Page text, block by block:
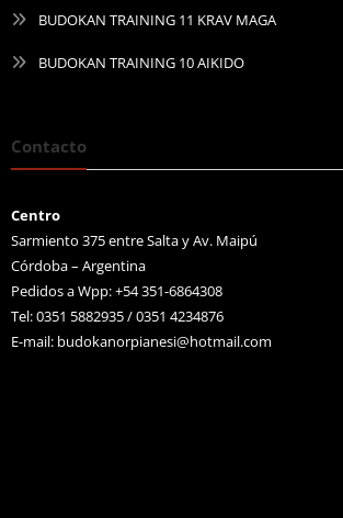
BUDOKAN TRAINING 11 KRAV MAGA
BUDOKAN TRAINING 10 AIKIDO
Contacto
Centro
Sarmiento 375 entre Salta y Av. Maipú
Córdoba – Argentina
Pedidos a Wpp: +54 351-6864308
Tel: 0351 5882935 / 0351 4234876
E-mail: budokanorpianesi@hotmail.com